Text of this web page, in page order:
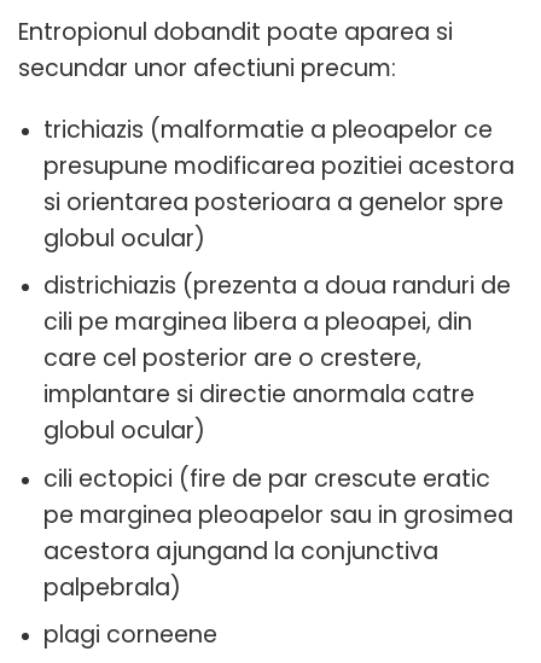
Entropionul dobandit poate aparea si
secundar unor afectiuni precum:
trichiazis (malformatie a pleoapelor ce
presupune modificarea pozitiei acestora
si orientarea posterioara a genelor spre
globul ocular)
districhiazis (prezenta a doua randuri de
cili pe marginea libera a pleoapei, din
care cel posterior are o crestere,
implantare si directie anormala catre
globul ocular)
cili ectopici (fire de par crescute eratic
pe marginea pleoapelor sau in grosimea
acestora ajungand la conjunctiva
palpebrala)
plagi corneene